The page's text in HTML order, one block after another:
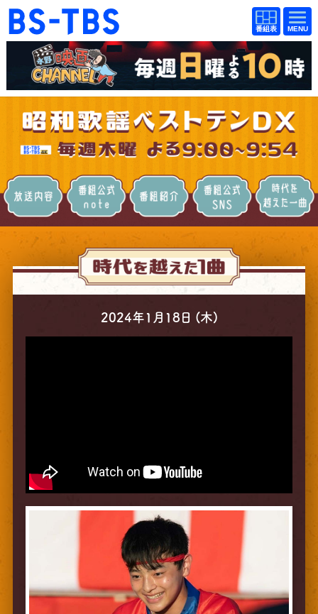
BS-TBS
番組
表
BS-TBS
番組
表
ドラマ 映画
紀行 報道
教養 スポーツ
音楽 エンタメ
アニメ ファンクラブ
視聴方法 4K放送
イベント ショッピング
プレゼント
放送内容 番組公式note番組紹介 番組SNS
2024年1月18日 (木)